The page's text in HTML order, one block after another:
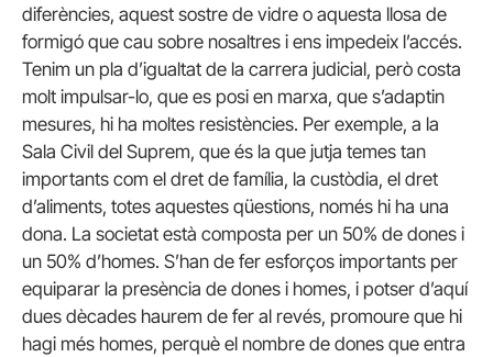
diferències, aquest sostre de vidre o aquesta llosa de
formigó que cau sobre nosaltres i ens impedeix l’accés.
Tenim un pla d’igualtat de la carrera judicial, però costa
molt impulsar-lo, que es posi en marxa, que s’adaptin
mesures, hi ha moltes resistències. Per exemple, a la
Sala Civil del Suprem, que és la que jutja temes tan
importants com el dret de família, la custòdia, el dret
d’aliments, totes aquestes qüestions, només hi ha una
dona. La societat està composta per un 50% de dones i
un 50% d’homes. S’han de fer esforços importants per
equiparar la presència de dones i homes, i potser d’aquí
dues dècades haurem de fer al revés, promoure que hi
hagi més homes, perquè el nombre de dones que entra